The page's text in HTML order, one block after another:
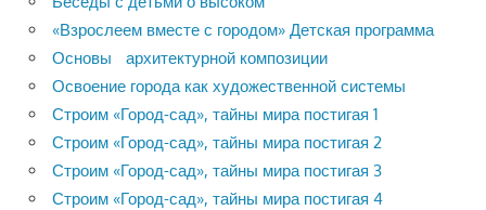
«Взрослеем вместе с городом» Детская программа
Основы архитектурной композиции
Освоение города как художественной системы
Строим «Город-сад», тайны мира постигая 1
Строим «Город-сад», тайны мира постигая 2
Строим «Город-сад», тайны мира постигая 3
Строим «Город-сад», тайны мира постигая 4